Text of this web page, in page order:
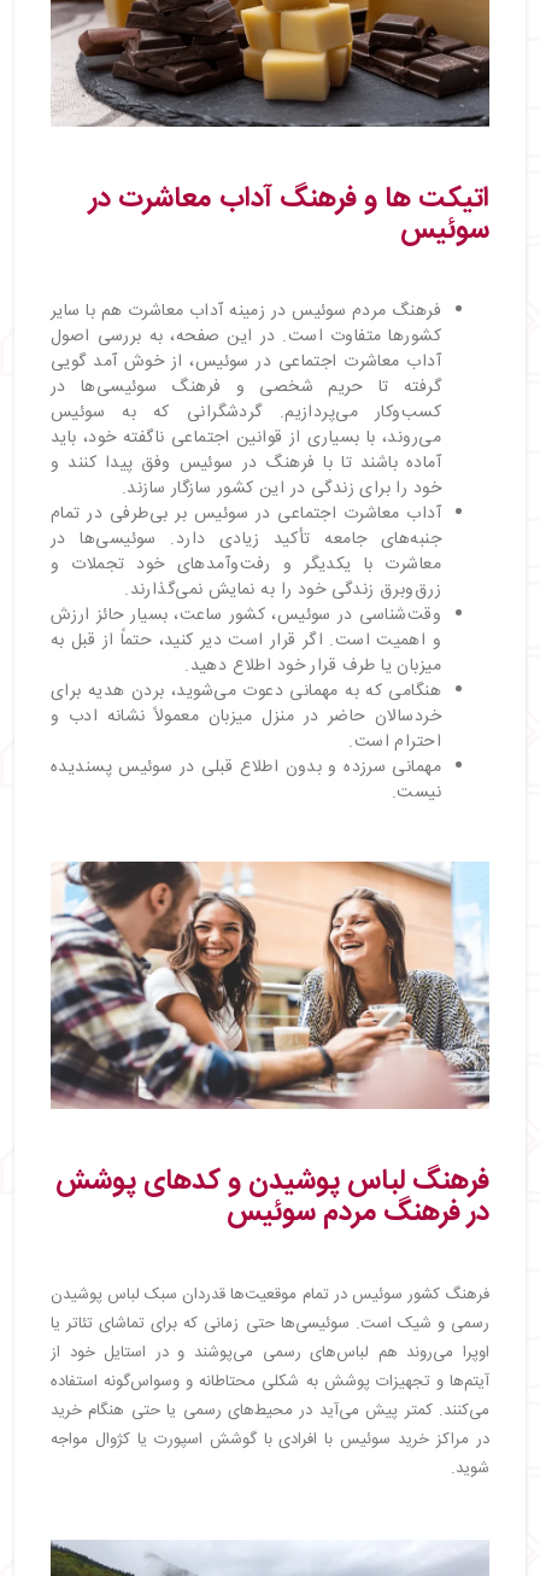
اتیکت‌ ها و فرهنگ آداب معاشرت در
سوئیس
فرهنگ مردم سوئیس در زمینه آداب معاشرت هم با سایر
کشورها متفاوت است. در این صفحه، به بررسی اصول
آداب معاشرت اجتماعی در سوئیس، از خوش آمد گویی
گرفته تا حریم شخصی و فرهنگ سوئیسی‌ها در
کسب‌وکار می‌پردازیم. گردشگرانی که به سوئیس
می‌روند، با بسیاری از قوانین اجتماعی ناگفته خود، باید
آماده باشند تا با فرهنگ در سوئیس وفق پیدا کنند و
خود را برای زندگی در این کشور سازگار سازند.
آداب معاشرت اجتماعی در سوئیس بر بی‌طرفی در تمام
جنبه‌های جامعه تأکید زیادی دارد. سوئیسی‌ها در
معاشرت با یکدیگر و رفت‌وآمدهای خود تجملات و
زرق‌وبرق زندگی خود را به نمایش نمی‌گذارند.
وقت‌شناسی در سوئیس، کشور ساعت، بسیار حائز ارزش
و اهمیت است. اگر قرار است دیر کنید، حتماً از قبل به
میزبان یا طرف قرار خود اطلاع دهید.
هنگامی که به مهمانی دعوت می‌شوید، بردن هدیه برای
خردسالان حاضر در منزل میزبان معمولاً نشانه ادب و
احترام است.
مهمانی سرزده و بدون اطلاع قبلی در سوئیس پسندیده
نیست.
فرهنگ لباس پوشیدن و کدهای پوشش
در فرهنگ مردم سوئیس
فرهنگ کشور سوئیس در تمام موقعیت‌ها قدردان سبک لباس پوشیدن
رسمی و شیک است. سوئیسی‌ها حتی زمانی که برای تماشای تئاتر یا
اوپرا می‌روند هم لباس‌های رسمی می‌پوشند و در استایل خود از
آیتم‌ها و تجهیزات پوشش به شکلی محتاطانه و وسواس‌گونه استفاده
می‌کنند. کمتر پیش می‌آید در محیط‌های رسمی یا حتی هنگام خرید
در مراکز خرید سوئیس با افرادی با گوشش اسپورت یا کژوال مواجه
شوید.